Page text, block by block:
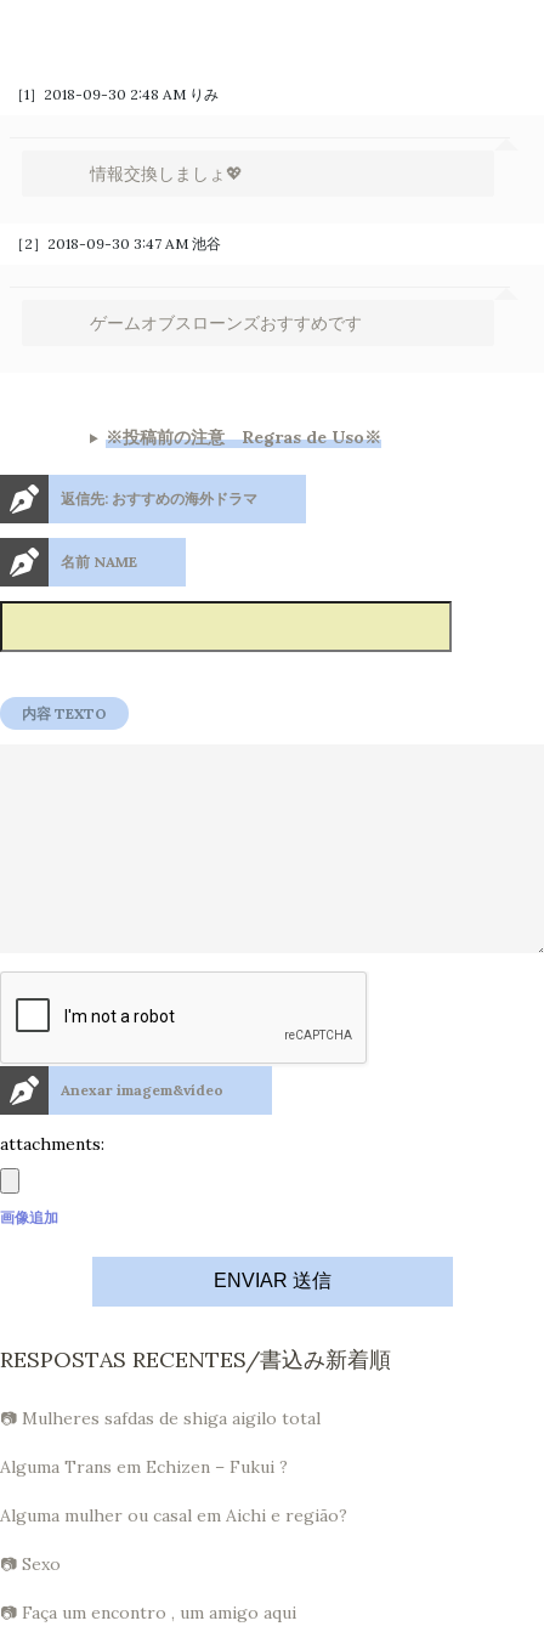
［1］2018-09-30 2:48 AM りみ
情報交換しましょ💖
［2］2018-09-30 3:47 AM 池谷
ゲームオブスローンズおすすめです
※投稿前の注意 Regras de Uso※
返信先: おすすめの海外ドラマ
名前 NAME
Anexar imagem&vídeo
attachments:
画像追加
ENVIAR 送信
RESPOSTAS RECENTES/書込み新着順
📷 Mulheres safdas de shiga aigilo total
Alguma Trans em Echizen – Fukui ?
Alguma mulher ou casal em Aichi e região?
📷 Sexo
📷 Faça um encontro , um amigo aqui